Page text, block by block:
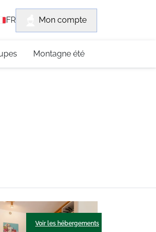
FR Mon compte
Montagne été
Voir les hébergements